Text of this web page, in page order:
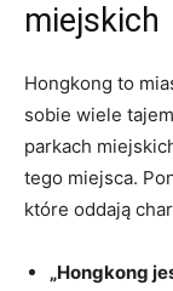
miejskich
Hongkong to
sobie ‍wiele
parkach‌
tego miejsca.
⁤które oddają⁢
„Hongkong